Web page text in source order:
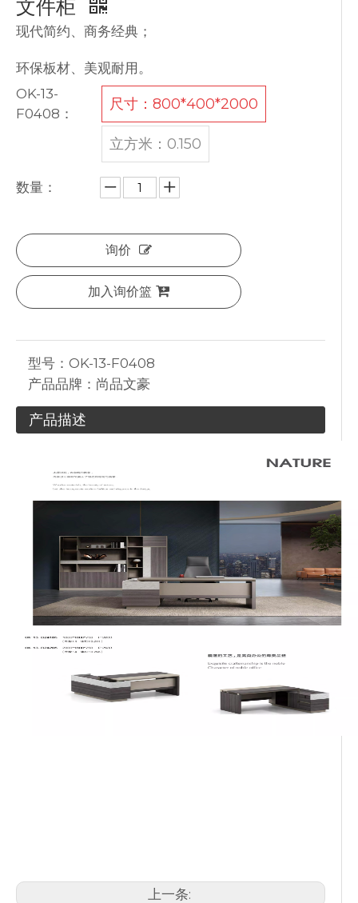
文件柜
现代简约、商务经典；
环保板材、美观耐用。
OK-13-
F0408：
尺寸：800*400*2000
立方米：0.150
数量：
询价
加入询价篮
型号： OK-13-F0408
产品品牌： 尚品文豪
产品描述
上一条: